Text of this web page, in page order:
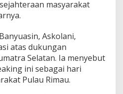
masyarakat
Askolani,
atas dukungan
Selatan. Ia menyebut
ini sebagai hari
Pulau Rimau.